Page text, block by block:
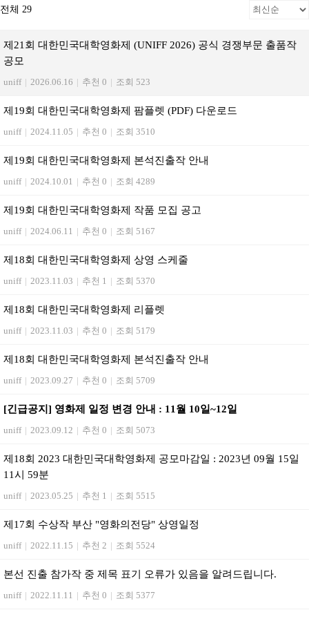
전체 29
제21회 대한민국대학영화제 (UNIFF 2026) 공식 경쟁부문 출품작
공모
uniff | 2026.06.16 | 추천 0 | 조회 523
제19회 대한민국대학영화제 팜플렛 (PDF) 다운로드
uniff | 2024.11.05 | 추천 0 | 조회 3510
제19회 대한민국대학영화제 본석진출작 안내
uniff | 2024.10.01 | 추천 0 | 조회 4289
제19회 대한민국대학영화제 작품 모집 공고
uniff | 2024.06.11 | 추천 0 | 조회 5167
제18회 대한민국대학영화제 상영 스케줄
uniff | 2023.11.03 | 추천 1 | 조회 5370
제18회 대한민국대학영화제 리플렛
uniff | 2023.11.03 | 추천 0 | 조회 5179
제18회 대한민국대학영화제 본석진출작 안내
uniff | 2023.09.27 | 추천 0 | 조회 5709
[긴급공지] 영화제 일정 변경 안내 : 11월 10일~12일
uniff | 2023.09.12 | 추천 0 | 조회 5073
제18회 2023 대한민국대학영화제 공모마감일 : 2023년 09월 15일
11시 59분
uniff | 2023.05.25 | 추천 1 | 조회 5515
제17회 수상작 부산 "영화의전당" 상영일정
uniff | 2022.11.15 | 추천 2 | 조회 5524
본선 진출 참가작 중 제목 표기 오류가 있음을 알려드립니다.
uniff | 2022.11.11 | 추천 0 | 조회 5377